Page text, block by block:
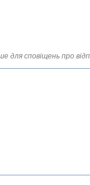
для сповіщень про